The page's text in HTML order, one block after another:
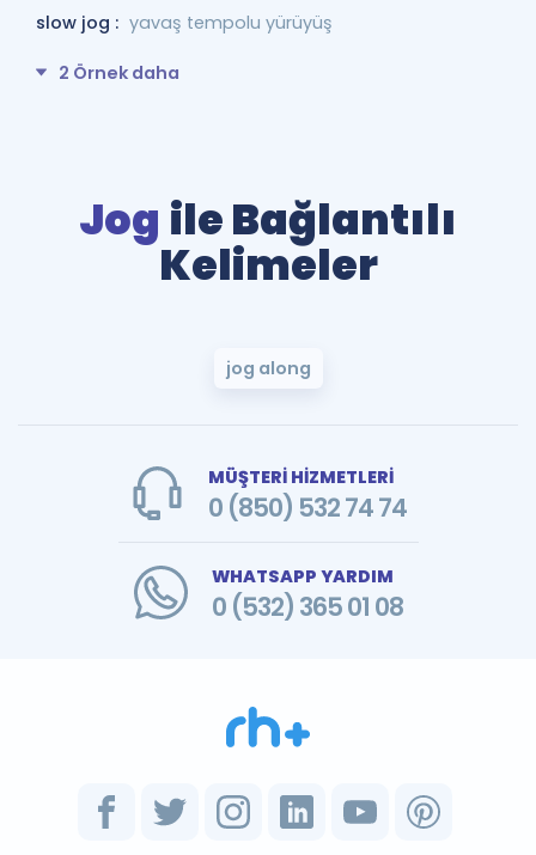
slow jog : yavaş tempolu yürüyüş
2 Örnek daha
Jog ile Bağlantılı
Kelimeler
jog along
MÜŞTERİ HİZMETLERİ
0 (850) 532 74 74
WHATSAPP YARDIM
0 (532) 365 01 08